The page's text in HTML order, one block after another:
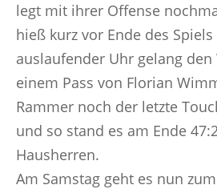
legt mit ihrer Offense
hieß kurz vor Ende des Spiels
auslaufender Uhr gelang
einem Pass von Florian
Rammer noch der letzte
und so stand es am Ende
Hausherren.
Am Samstag geht es nun